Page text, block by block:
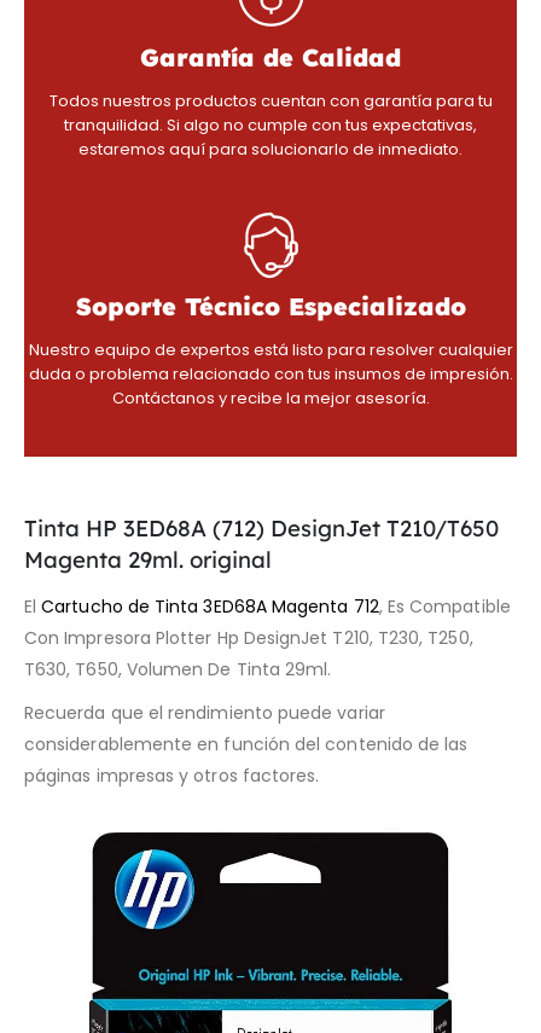
Garantía de Calidad
Todos nuestros productos cuentan con garantía para tu
tranquilidad. Si algo no cumple con tus expectativas,
estaremos aquí para solucionarlo de inmediato.
Soporte Técnico Especializado
Nuestro equipo de expertos está listo para resolver cualquier
duda o problema relacionado con tus insumos de impresión.
Contáctanos y recibe la mejor asesoría.
Tinta HP 3ED68A (712) DesignJet T210/T650
Magenta 29ml. original
ElCartucho de Tinta 3ED68A Magenta 712, Es Compatible
Con Impresora Plotter Hp DesignJet T210, T230, T250,
T630, T650, Volumen De Tinta 29ml.
Recuerda que el rendimiento puede variar
considerablemente en función del contenido de las
páginas impresas y otros factores.